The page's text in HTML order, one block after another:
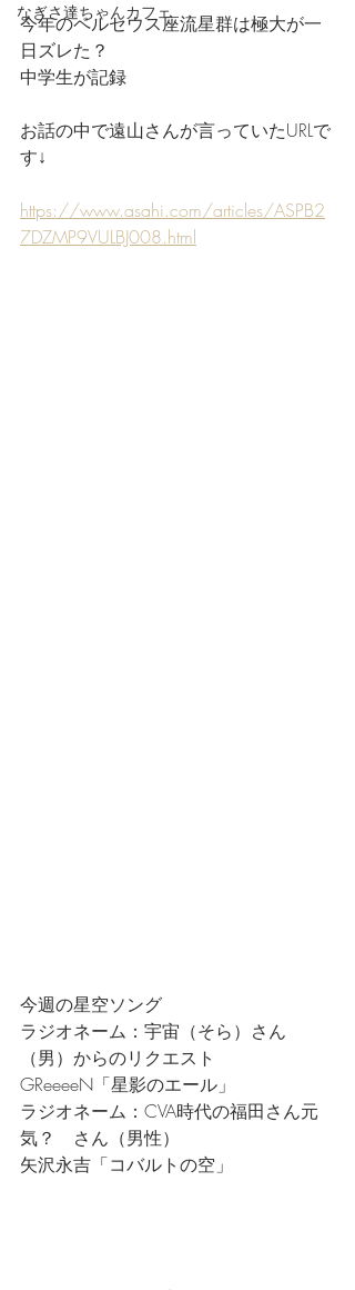
なぎさ達ちゃんカフェ
今年のペルセウス座流星群は極大が一
日ズレた？
中学生が記録
お話の中で遠山さんが言っていたURLで
す↓
https://www.asahi.com/articles/ASPB2
7DZMP9VULBJ008.html
今週の星空ソング
ラジオネーム：宇宙（そら）さん
（男）からのリクエスト
GReeeeN「星影のエール」
ラジオネーム：CVA時代の福田さん元
気？　さん（男性）
矢沢永吉「コバルトの空」